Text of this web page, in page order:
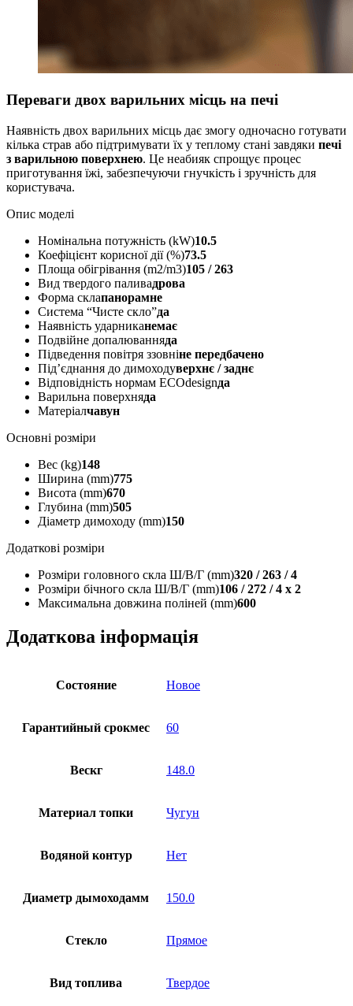
Переваги двох варильних місць на печі
Наявність двох варильних місць дає змогу одночасно готувати
кілька страв або підтримувати їх у теплому стані завдяки печі
з варильною поверхнею. Це неабияк спрощує процес
приготування їжі, забезпечуючи гнучкість і зручність для
користувача.
Опис моделі
Номінальна потужність (kW)10.5
Коефіцієнт корисної дії (%)73.5
Площа обігрівання (m2/m3)105 / 263
Вид твердого паливадрова
Форма склапанорамне
Система “Чисте скло”да
Наявність ударниканемає
Подвійне допалюванняда
Підведення повітря ззовніне передбачено
Під’єднання до димоходуверхнє / заднє
Відповідність нормам ECOdesignда
Варильна поверхняда
Матеріалчавун
Основні розміри
Вес (kg)148
Ширина (mm)775
Висота (mm)670
Глубина (mm)505
Діаметр димоходу (mm)150
Додаткові розміри
Розміри головного скла Ш/В/Г (mm)320 / 263 / 4
Розміри бічного скла Ш/В/Г (mm)106 / 272 / 4 x 2
Максимальна довжина поліней (mm)600
Додаткова інформація
Состояние Новое
Гарантийный срокмес 60
Вескг 148.0
Материал топки Чугун
Водяной контур Нет
Диаметр дымоходамм 150.0
Стекло Прямое
Вид топлива Твердое